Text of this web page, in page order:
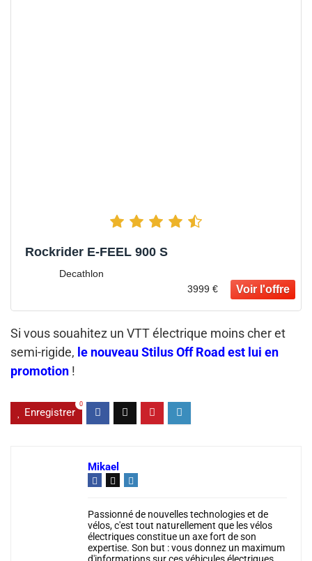
Rockrider E-FEEL 900 S
Decathlon
3999 €
Si vous souahitez un VTT électrique moins cher et
semi-rigide, le nouveau Stilus Off Road est lui en
promotion !
Enregistrer
0
Mikael
Passionné de nouvelles technologies et de
vélos, c'est tout naturellement que les vélos
électriques constitue un axe fort de son
expertise. Son but : vous donnez un maximum